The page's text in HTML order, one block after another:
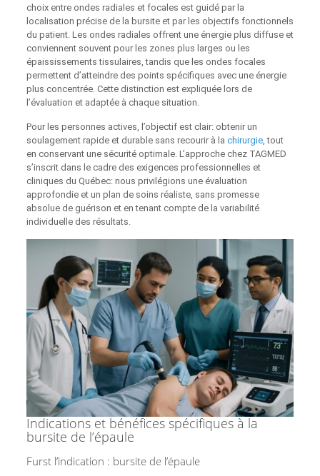
choix entre ondes radiales et focales est guidé par la
localisation précise de la bursite et par les objectifs fonctionnels
du patient. Les ondes radiales offrent une énergie plus diffuse et
conviennent souvent pour les zones plus larges ou les
épaississements tissulaires, tandis que les ondes focales
permettent d’atteindre des points spécifiques avec une énergie
plus concentrée. Cette distinction est expliquée lors de
l’évaluation et adaptée à chaque situation.
Pour les personnes actives, l’objectif est clair: obtenir un
soulagement rapide et durable sans recourir à la chirurgie, tout
en conservant une sécurité optimale. L’approche chez TAGMED
s’inscrit dans le cadre des exigences professionnelles et
cliniques du Québec: nous privilégions une évaluation
approfondie et un plan de soins réaliste, sans promesse
absolue de guérison et en tenant compte de la variabilité
individuelle des résultats.
Indications et bénéfices spécifiques à la
bursite de l’épaule
Furst l’indication : bursite de l’épaule